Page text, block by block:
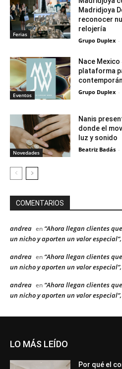
Ferias
Madridjoya
reconocer
relojería
Grupo Duplex -
Eventos
Nace Mexico
plataforma
Grupo Duplex -
Novedades
Nanis
donde el
luz y sonido
Beatriz Badás -
COMENTARIOS
andrea en “Ahora llegan clientes
un nicho y aporten un valor especial”,
andrea en “Ahora llegan clientes
un nicho y aporten un valor especial”,
andrea en “Ahora llegan clientes
un nicho y aporten un valor especial”,
LO MÁS LEÍDO
Por qué el